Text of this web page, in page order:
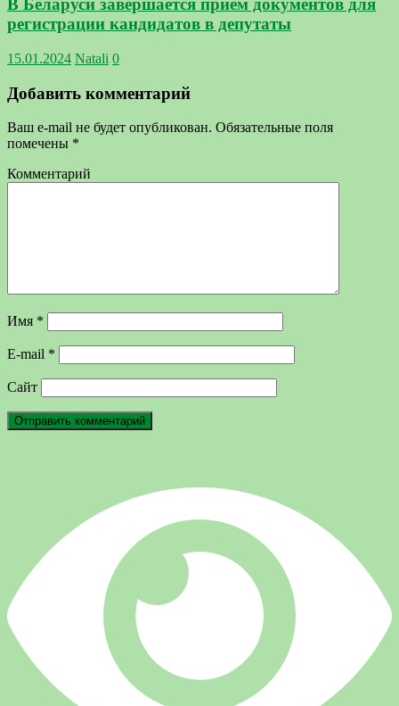
В Беларуси завершается прием документов для
регистрации кандидатов в депутаты
15.01.2024 Natali 0
Добавить комментарий
Ваш e-mail не будет опубликован. Обязательные поля
помечены *
Комментарий
Имя *
E-mail *
Сайт